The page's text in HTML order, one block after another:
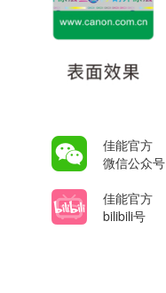
佳能官方
微信公众号
佳能官方
bilibili号